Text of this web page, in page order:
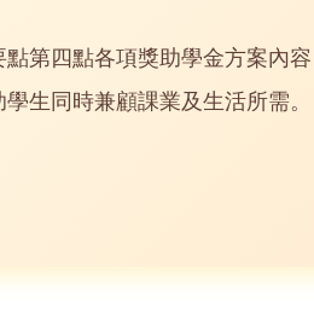
第四點各項獎助學金方案內
生同時兼顧課業及生活所需。